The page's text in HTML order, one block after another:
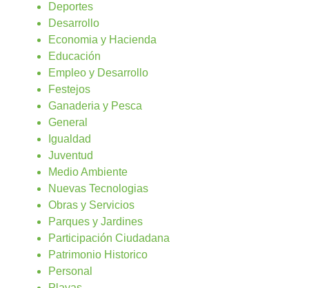
Deportes
Desarrollo
Economia y Hacienda
Educación
Empleo y Desarrollo
Festejos
Ganaderia y Pesca
General
Igualdad
Juventud
Medio Ambiente
Nuevas Tecnologias
Obras y Servicios
Parques y Jardines
Participación Ciudadana
Patrimonio Historico
Personal